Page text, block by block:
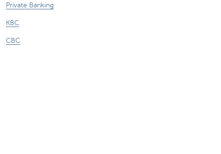
Private Banking
KBC
CBC